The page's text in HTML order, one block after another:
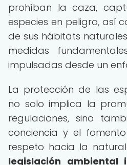
prohíban la caza,
especies en peligro, así
de sus hábitats
medidas
impulsadas desde un
La protección de las
no solo implica la
regulaciones, sino
conciencia y el
respeto hacia la
legislación ambiental